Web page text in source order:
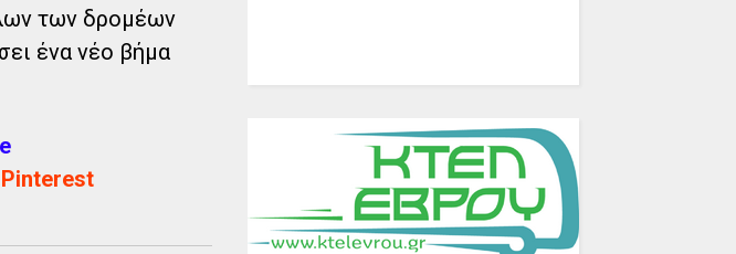
των δρομέων
ένα νέο βήμα
Pinterest